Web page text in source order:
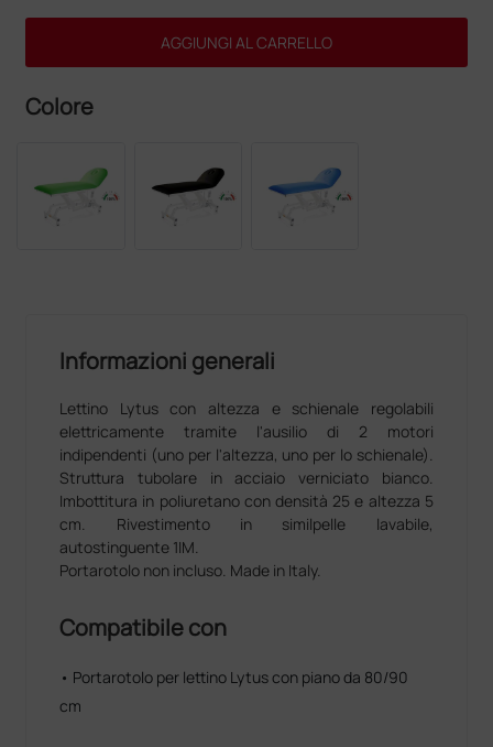
AGGIUNGI AL CARRELLO
Colore
Informazioni generali
Lettino Lytus con altezza e schienale regolabili
elettricamente tramite l'ausilio di 2 motori
indipendenti (uno per l'altezza, uno per lo schienale).
Struttura tubolare in acciaio verniciato bianco.
Imbottitura in poliuretano con densità 25 e altezza 5
cm. Rivestimento in similpelle lavabile,
autostinguente 1IM.
Portarotolo non incluso. Made in Italy.
Compatibile con
• Portarotolo per lettino Lytus con piano da 80/90
cm